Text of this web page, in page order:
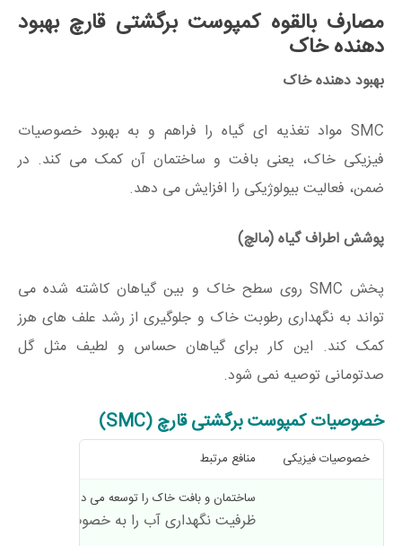
مصارف بالقوه کمپوست برگشتی قارچ بهبود
دهنده خاک
بهبود دهنده خاک
SMC مواد تغذیه ای گیاه را فراهم و به بهبود خصوصیات
فیزیکی خاک، یعنی بافت و ساختمان آن کمک می کند. در
ضمن، فعالیت بیولوژیکی را افزایش می دهد.
پوشش اطراف گیاه (مالچ)
پخش SMC روی سطح خاک و بین گیاهان کاشته شده می
تواند به نگهداری رطوبت خاک و جلوگیری از رشد علف های هرز
کمک کند. این کار برای گیاهان حساس و لطیف مثل گل
صدتومانی توصیه نمی شود.
خصوصیات کمپوست برگشتی قارچ (SMC)
خصوصیات فیزیکی منافع مرتبط
ساختمان و بافت خاک را توسعه می دهد . هوادهی و
ظرفیت نگهداری آب را به خصوص در خاک